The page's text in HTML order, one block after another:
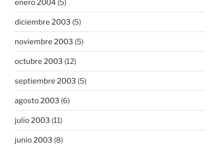
enero 2004 (5)
diciembre 2003 (5)
noviembre 2003 (5)
octubre 2003 (12)
septiembre 2003 (5)
agosto 2003 (6)
julio 2003 (11)
junio 2003 (8)